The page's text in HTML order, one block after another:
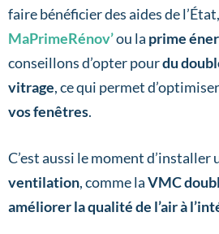
faire bénéficier des aides de
MaPrimeRénov’ou la prime
conseillons d’opter pourdu
vitrage, ce qui permet d’optimiser
vos fenêtres.
C’est aussi le moment d’installer
ventilation, comme laVMC
améliorer la qualité de l’air à